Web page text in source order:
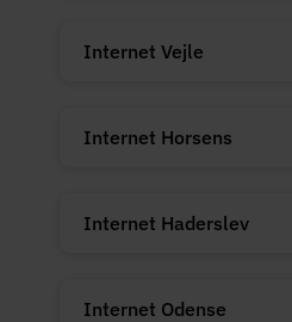
Internet Vejle
Internet Horsens
Internet Haderslev
Internet Odense